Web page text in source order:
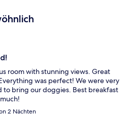
room with stunning views. Great
was perfect! We were very
bring our doggies. Best breakfast
2 Nächten